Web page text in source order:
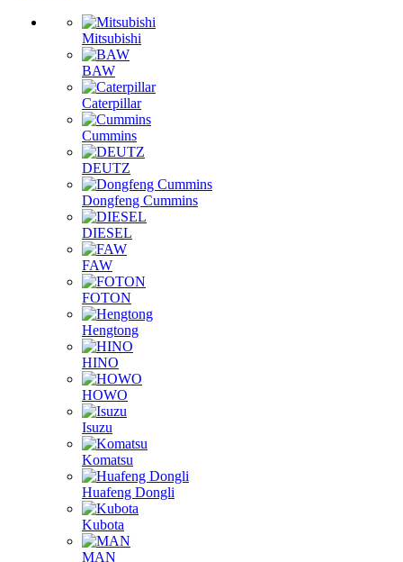
Mitsubishi
BAW
Caterpillar
Cummins
DEUTZ
Dongfeng Cummins
DIESEL
FAW
FOTON
Hengtong
HINO
HOWO
Isuzu
Komatsu
Huafeng Dongli
Kubota
MAN